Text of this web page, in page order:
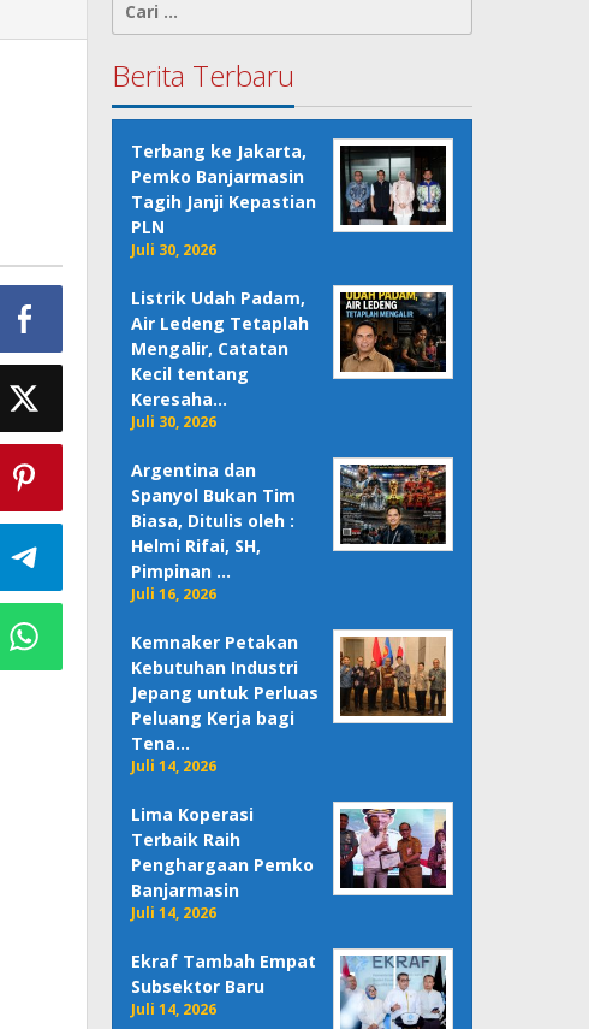
untuk:
Berita Terbaru
Terbang ke Jakarta,
Pemko Banjarmasin
Tagih Janji Kepastian
PLN
Juli 30, 2026
Listrik Udah Padam,
Air Ledeng Tetaplah
Mengalir, Catatan
Kecil tentang
Keresaha…
Juli 30, 2026
Argentina dan
Spanyol Bukan Tim
Biasa, Ditulis oleh :
Helmi Rifai, SH,
Pimpinan …
Juli 16, 2026
Kemnaker Petakan
Kebutuhan Industri
Jepang untuk Perluas
Peluang Kerja bagi
Tena…
Juli 14, 2026
Lima Koperasi
Terbaik Raih
Penghargaan Pemko
Banjarmasin
Juli 14, 2026
Ekraf Tambah Empat
Subsektor Baru
Juli 14, 2026